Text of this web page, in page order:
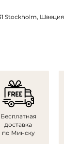
Stockholm, Швеция
Бесплатная
доставка
по Минску